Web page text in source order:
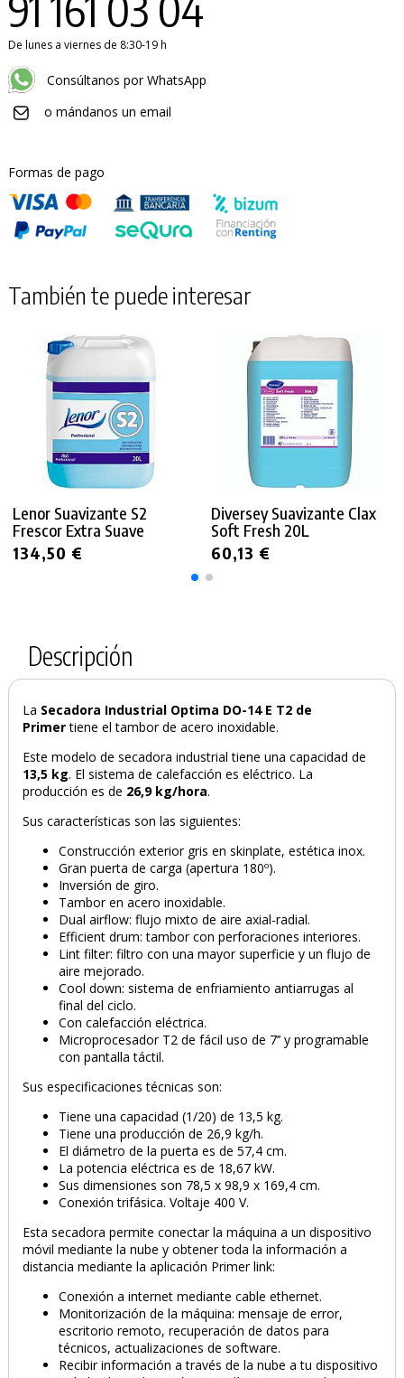
PRODUCTO AÑADIDO AL CARRITO
TE PUEDE INTERESAR
Diversey Suavizante
Clax Soft Fresh 20L
Ariel Aditivo
Blanqueador
De lunes a viernes de 8:30-19 h
Consúltanos por WhatsApp
o mándanos un email
Formas de pago
También te puede interesar
Lenor Suavizante S2
Frescor Extra Suave
134,50 €
Diversey Suavizante Clax
Soft Fresh 20L
60,13 €
Descripción
La Secadora Industrial Optima DO-14 E T2 de
Primertiene el tambor de acero inoxidable.
Este modelo de secadora industrial tiene una capacidad de
13,5 kg. El sistema de calefacción es eléctrico. La
producción es de 26,9 kg/hora.
Sus características son las siguientes:
Construcción exterior gris en skinplate, estética inox.
Gran puerta de carga (apertura 180º).
Inversión de giro.
Tambor en acero inoxidable.
Dual airflow: flujo mixto de aire axial-radial.
Efficient drum: tambor con perforaciones interiores.
Lint filter: filtro con una mayor superficie y un flujo de
aire mejorado.
Cool down: sistema de enfriamiento antiarrugas al
final del ciclo.
Con calefacción eléctrica.
Microprocesador T2 de fácil uso de 7’’ y programable
con pantalla táctil.
Sus especificaciones técnicas son:
Tiene una capacidad (1/20) de 13,5 kg.
Tiene una producción de 26,9 kg/h.
El diámetro de la puerta es de 57,4 cm.
La potencia eléctrica es de 18,67 kW.
Sus dimensiones son 78,5 x 98,9 x 169,4 cm.
Conexión trifásica. Voltaje 400 V.
Esta secadora permite conectar la máquina a un dispositivo
móvil mediante la nube y obtener toda la información a
distancia mediante la aplicación Primer link:
Conexión a internet mediante cable ethernet.
Monitorización de la máquina: mensaje de error,
escritorio remoto, recuperación de datos para
técnicos, actualizaciones de software.
Recibir información a través de la nube a tu dispositivo